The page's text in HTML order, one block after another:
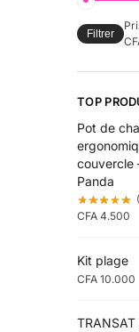
Filtrer
TOP
Pot de
couvercle
Panda
CFA 4.500
Kit plage
CFA 10.000
TRANSAT